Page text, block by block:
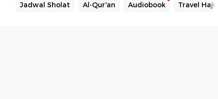
Jadwal Sholat Al-Qur'an Audiobook Travel Haji